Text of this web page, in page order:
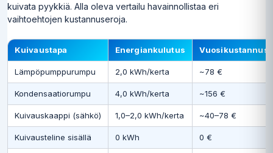
kuivata pyykkiä. Alla oleva vertailu havainnollistaa eri
vaihtoehtojen kustannuseroja.
Kuivaustapa Energiankulutus Vuosikustannus
Lämpöpumppurumpu 2,0 kWh/kerta ~78 €
Kondensaatiorumpu 4,0 kWh/kerta ~156 €
Kuivauskaappi (sähkö) 1,0–2,0 kWh/kerta ~40–78 €
Kuivausteline sisällä 0 kWh 0 €